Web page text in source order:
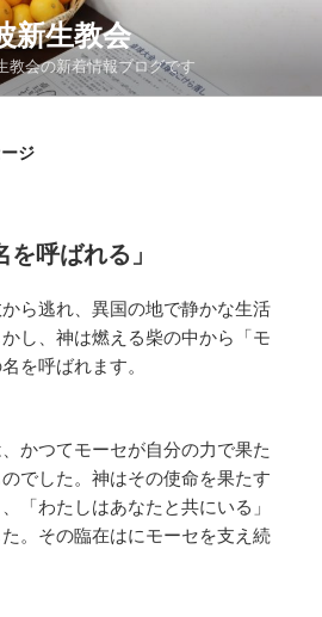
新生教会
教会の新着情報ブログです
ジ
を呼ばれる」
ら逃れ、異国の地で静かな生活
し、神は燃える柴の中から「モ
を呼ばれます。
かつてモーセが自分の力で果た
でした。神はその使命を果たす
「わたしはあなたと共にいる」
。その臨在はにモーセを支え続